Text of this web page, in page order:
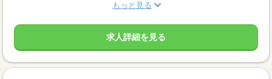
もっと見る
求人詳細を見る